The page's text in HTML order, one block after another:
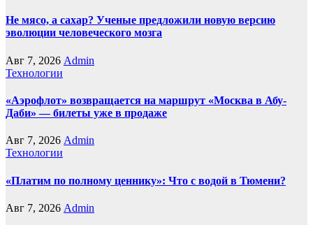
Не мясо, а сахар? Ученые предложили новую версию
эволюции человеческого мозга
Авг 7, 2026 Admin
Технологии
«Аэрофлот» возвращается на маршрут «Москва в Абу-
Даби» — билеты уже в продаже
Авг 7, 2026 Admin
Технологии
«Платим по полному ценнику»: Что с водой в Тюмени?
Авг 7, 2026 Admin